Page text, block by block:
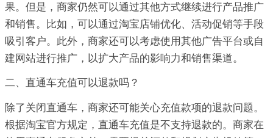
果。但是，商家仍然可以通过其他方式继续进行产品推广
和销售。比如，可以通过淘宝店铺优化、活动促销等手段
吸引客户。此外，商家还可以考虑使用其他广告平台或自
建网站进行推广，以扩大产品的影响力和销售渠道。
二、直通车充值可以退款吗？
除了关闭直通车，商家还可能关心充值款项的退款问题。
根据淘宝官方规定，直通车充值是不支持退款的。商家在